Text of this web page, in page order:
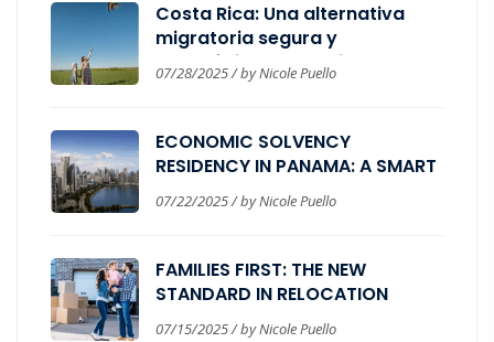
Costa Rica: Una alternativa
migratoria segura y
estratégica para quienes
buscan estabilidad, bienestar y
07/28/2025 / by Nicole Puello
ECONOMIC SOLVENCY
RESIDENCY IN PANAMA: A SMART
PATH FOR GLOBAL INVESTORS
07/22/2025 / by Nicole Puello
FAMILIES FIRST: THE NEW
STANDARD IN RELOCATION
PROGRAMS
07/15/2025 / by Nicole Puello